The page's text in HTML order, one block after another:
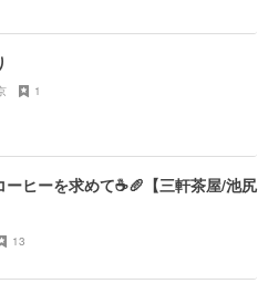
1
ーヒーを求めて☕️🥖【三軒茶屋/池尻
13